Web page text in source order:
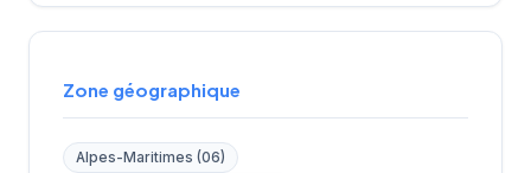
Zone géographique
Alpes-Maritimes (06)